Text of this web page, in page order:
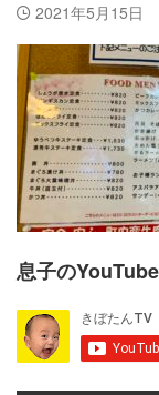
2021年5月15日
息子の